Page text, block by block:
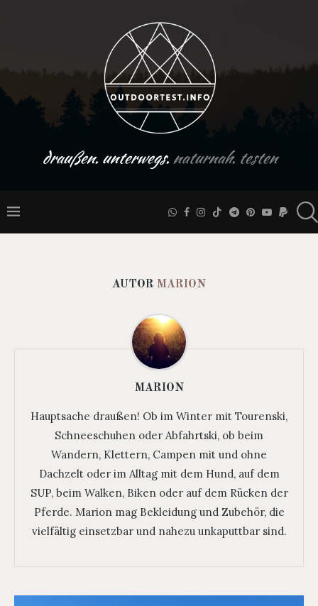
draußen. unterwegs.naturnah. testen
AUTOR MARION
MARION
Hauptsache draußen! Ob im Winter mit Tourenski,
Schneeschuhen oder Abfahrtski, ob beim
Wandern, Klettern, Campen mit und ohne
Dachzelt oder im Alltag mit dem Hund, auf dem
SUP, beim Walken, Biken oder auf dem Rücken der
Pferde. Marion mag Bekleidung und Zubehör, die
vielfältig einsetzbar und nahezu unkaputtbar sind.